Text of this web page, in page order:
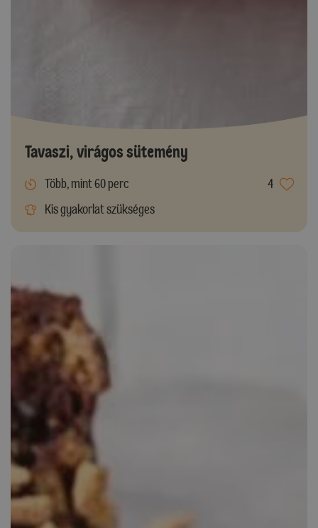
Tavaszi, virágos sütemény
Több, mint 60 perc
4
Kis gyakorlat szükséges